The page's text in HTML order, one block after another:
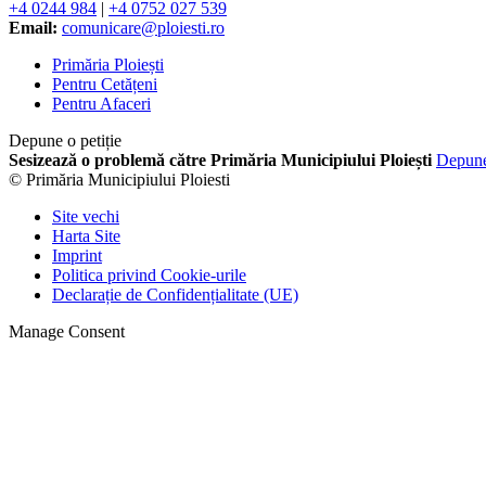
+4 0244 984
+4 0752 027 539
Email: comunicare@ploiesti.ro
Primăria Ploiești
Pentru Cetățeni
Pentru Afaceri
Depune o petiție
Sesizează o problemă către Primăria Municipiului Ploiești
© Primăria Municipiului Ploiesti
Site vechi
Harta Site
Imprint
Politica privind Cookie-urile
Declarație de Confidențialitate (UE)
Manage Consent